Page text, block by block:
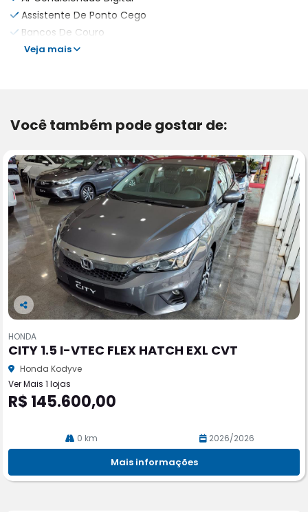
Assistente De Ponto Cego
Bancos De Couro
Veja mais
Você também pode gostar de:
Co
pa
rtil
he
HONDA
CITY 1.5 I-VTEC FLEX HATCH EXL CVT
Honda Kodyve
Ver Mais 1 lojas
R$ 145.600,00
0 km 2026/2026
Mais informações